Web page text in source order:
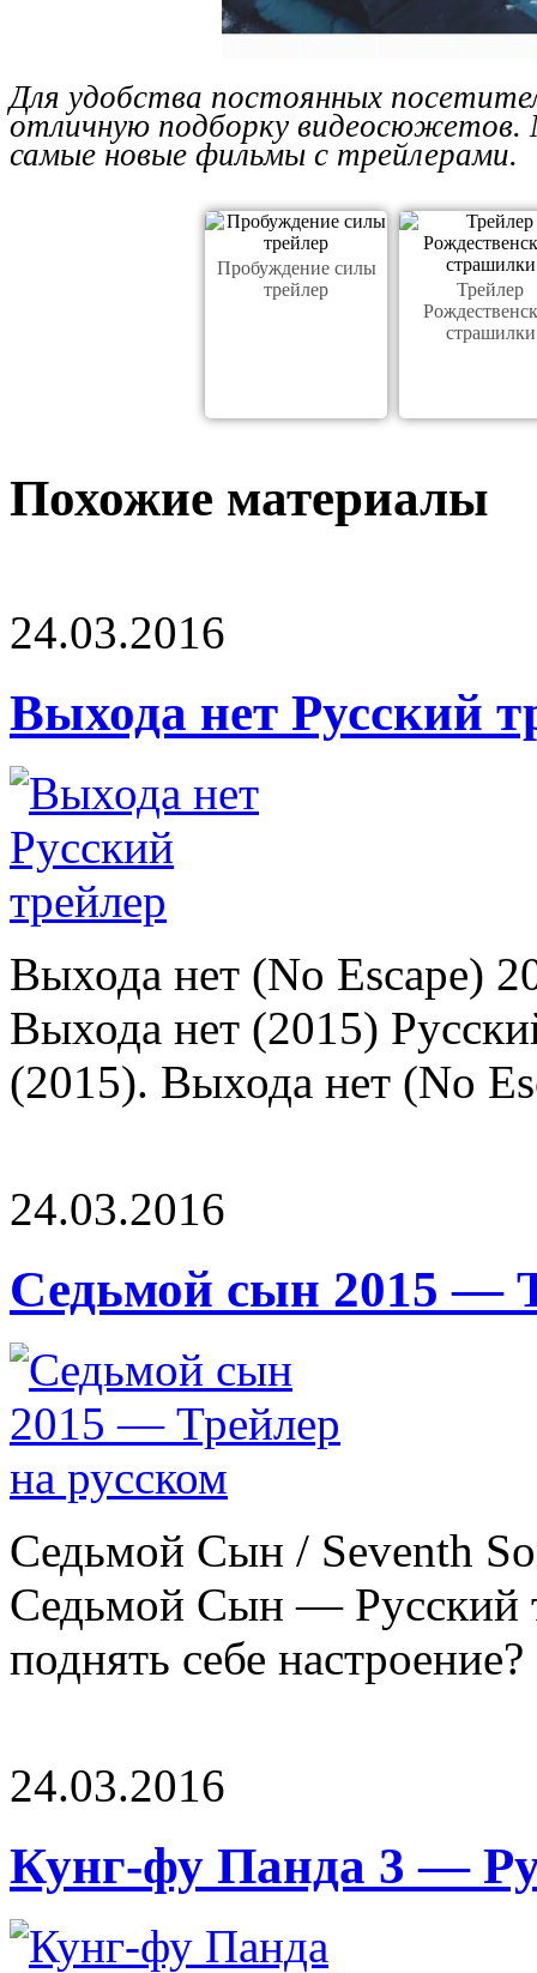
Для удобства постоянных
отличную подборку видеосюжетов.
самые новые фильмы с трейлерами.
Пробуждение силы
трейлер
Трейлер
страшилки
Похожие материалы
24.03.2016
Выхода нет Русский
Выхода нет (No Escape)
Выхода нет (2015)
(2015). Выхода нет (No
24.03.2016
Седьмой сын 2015 —
Седьмой Сын / Seventh
Седьмой Сын — Русский
поднять себе
24.03.2016
Кунг-фу Панда 3 —